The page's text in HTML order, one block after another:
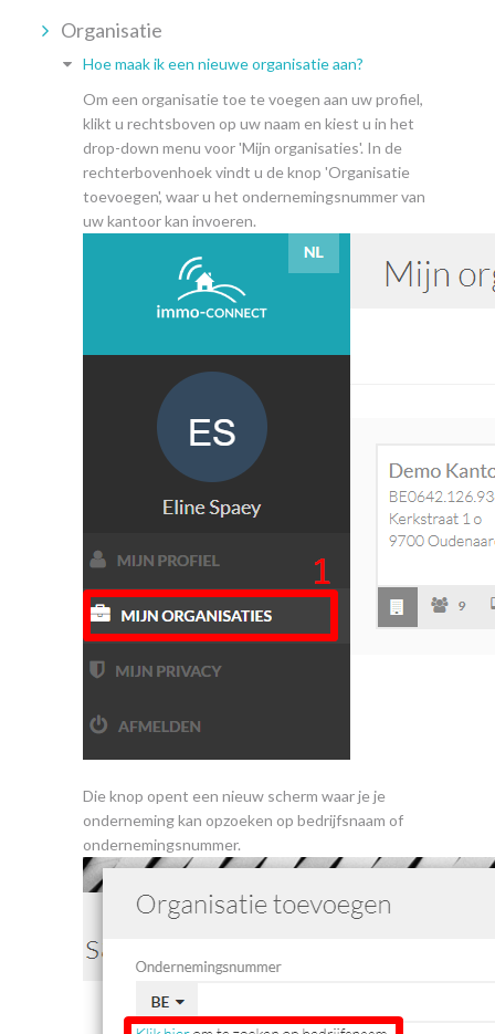
Organisatie
Hoe maak ik een nieuwe organisatie aan?
Om een organisatie toe te voegen aan uw profiel,
klikt u rechtsboven op uw naam en kiest u in het
drop-down menu voor 'Mijn organisaties'. In de
rechterbovenhoek vindt u de knop 'Organisatie
toevoegen', waar u het ondernemingsnummer van
uw kantoor kan invoeren.
Die knop opent een nieuw scherm waar je je
onderneming kan opzoeken op bedrijfsnaam of
ondernemingsnummer.